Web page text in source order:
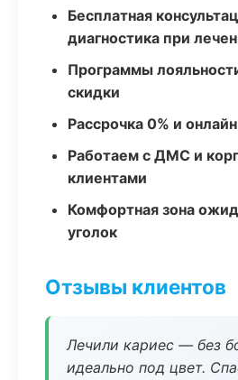
Бесплатная
диагностика при
Программы
скидки
Рассрочка 0% и
Работаем с ДМС и
клиентами
Комфортная зона
уголок
Отзывы клиентов
Лечили кариес — без
идеально под цвет.